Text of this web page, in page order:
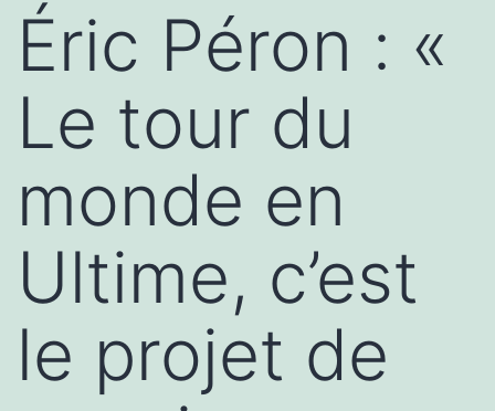
Éric Péron : «
Le tour du
monde en
Ultime, c’est
le projet de